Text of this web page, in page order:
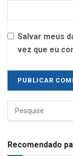
Salvar meus
vez que eu
Recomendado